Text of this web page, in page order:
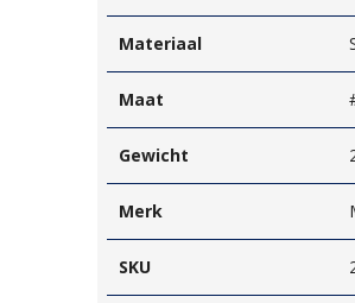
Materiaal
Maat
Gewicht
Merk
SKU